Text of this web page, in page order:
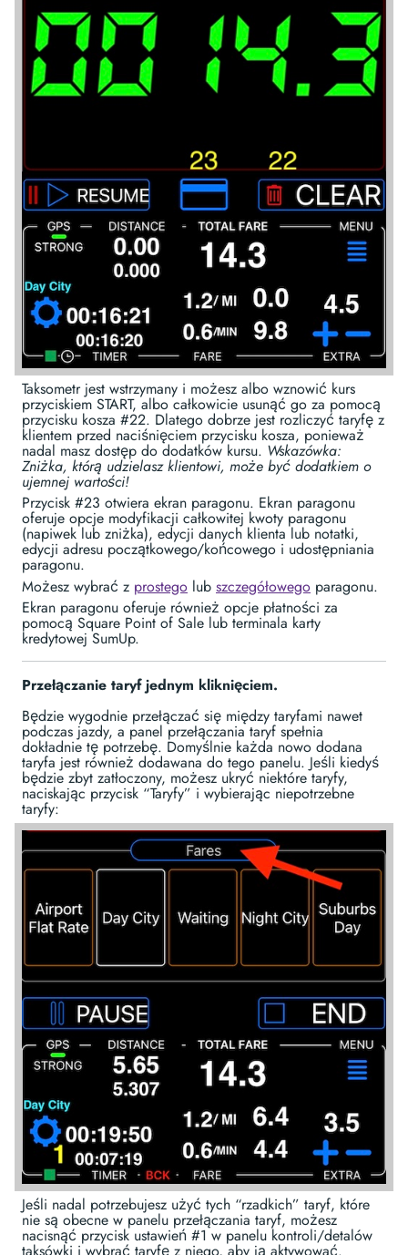
Taksometr jest wstrzymany i możesz albo wznowić kurs
przyciskiem START, albo całkowicie usunąć go za pomocą
przycisku kosza #22. Dlatego dobrze jest rozliczyć taryfę z
klientem przed naciśnięciem przycisku kosza, ponieważ
nadal masz dostęp do dodatków kursu. Wskazówka:
Zniżka, którą udzielasz klientowi, może być dodatkiem o
ujemnej wartości!
Przycisk #23 otwiera ekran paragonu. Ekran paragonu
oferuje opcje modyfikacji całkowitej kwoty paragonu
(napiwek lub zniżka), edycji danych klienta lub notatki,
edycji adresu początkowego/końcowego i udostępniania
paragonu.
Możesz wybrać z prostego lub szczegółowego paragonu.
Ekran paragonu oferuje również opcje płatności za
pomocą Square Point of Sale lub terminala karty
kredytowej SumUp.
Przełączanie taryf jednym kliknięciem.
Będzie wygodnie przełączać się między taryfami nawet
podczas jazdy, a panel przełączania taryf spełnia
dokładnie tę potrzebę. Domyślnie każda nowo dodana
taryfa jest również dodawana do tego panelu. Jeśli kiedyś
będzie zbyt zatłoczony, możesz ukryć niektóre taryfy,
naciskając przycisk “Taryfy” i wybierając niepotrzebne
taryfy:
Jeśli nadal potrzebujesz użyć tych “rzadkich” taryf, które
nie są obecne w panelu przełączania taryf, możesz
nacisnąć przycisk ustawień #1 w panelu kontroli/detalów